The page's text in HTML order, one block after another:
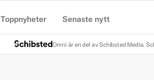
Toppnyheter Senaste nytt
Omni är en del av Schibsted Media.